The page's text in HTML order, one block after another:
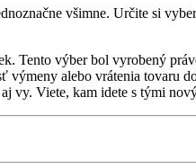
všimne. Určite si
Tento výber bol vyrobený
výmeny alebo vrátenia tovaru
vy. Viete, kam idete s tými